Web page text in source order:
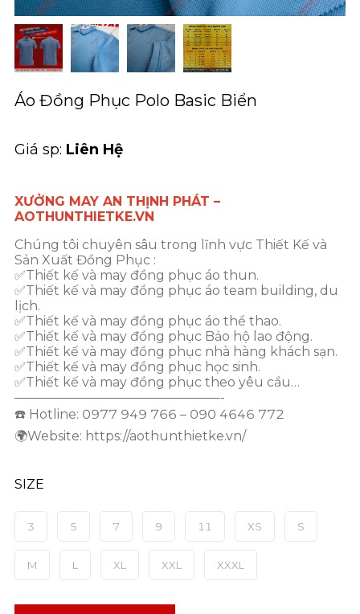
Áo Đồng Phục Polo Basic Biển
XƯỞNG MAY AN THỊNH PHÁT –
AOTHUNTHIETKE.VN
Chúng tôi chuyên sâu trong lĩnh vực Thiết Kế và
Sản Xuất Đồng Phục :
✅Thiết kế và may đồng phục áo thun.
✅Thiết kế và may đồng phục áo team building, du
lịch.
✅Thiết kế và may đồng phục áo thể thao.
✅Thiết kế và may đồng phục Bảo hộ lao động.
✅Thiết kế và may đồng phục nhà hàng khách sạn.
✅Thiết kế và may đồng phục học sinh.
✅Thiết kế và may đồng phục theo yêu cầu…
————————————————-
☎️ Hotline: 0977 949 766 – 090 4646 772
🌍Website: https://aothunthietke.vn/
3 5 7 9 11 XS S
M L XL XXL XXXL
SIZE
Giá sp: Liên Hệ